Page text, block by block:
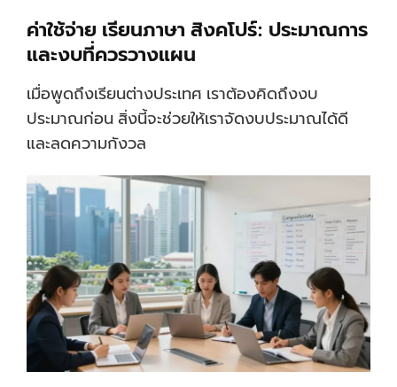
ค่าใช้จ่าย เรียนภาษา สิงคโปร์: ประมาณการ
และงบที่ควรวางแผน
เมื่อพูดถึงเรียนต่างประเทศ เราต้องคิดถึงงบ
ประมาณก่อน สิ่งนี้จะช่วยให้เราจัดงบประมาณได้ดี
และลดความกังวล